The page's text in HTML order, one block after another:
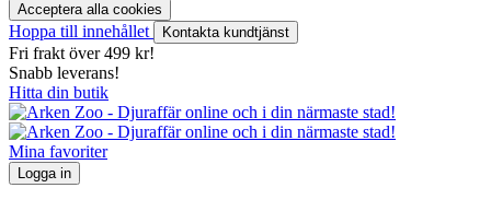
Acceptera alla cookies
Hoppa till innehållet Kontakta kundtjänst
Fri frakt över 499 kr!
Snabb leverans!
Hitta din butik
Mina favoriter
Logga in